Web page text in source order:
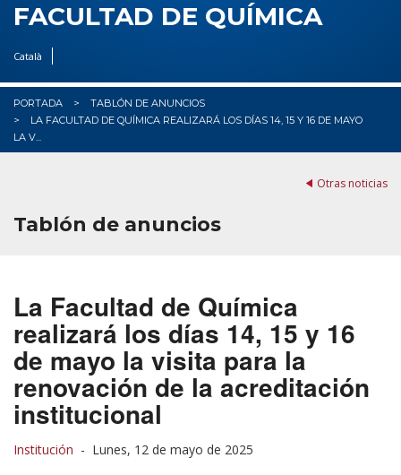
FACULTAD DE QUÍMICA
Català
PORTADA
TABLÓN DE ANUNCIOS
LA FACULTAD DE QUÍMICA REALIZARÁ LOS DÍAS 14, 15 Y 16 DE MAYO
LA V...
Otras noticias
Tablón de anuncios
La Facultad de Química
realizará los días 14, 15 y 16
de mayo la visita para la
renovación de la acreditación
institucional
Institución - Lunes, 12 de mayo de 2025